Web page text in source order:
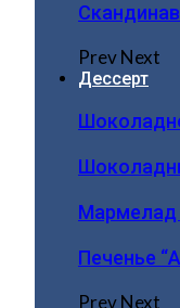
PrevNext
Дессерт
Мармелад
Печенье
PrevNext